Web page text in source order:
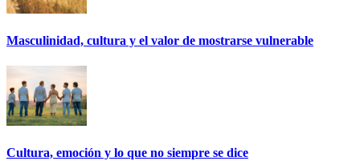
Masculinidad, cultura y el valor de mostrarse vulnerable
Cultura, emoción y lo que no siempre se dice